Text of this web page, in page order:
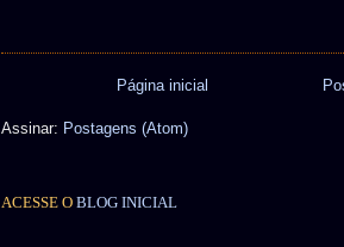
Página inicial
Assinar: Postagens (Atom)
ACESSE O BLOG INICIAL